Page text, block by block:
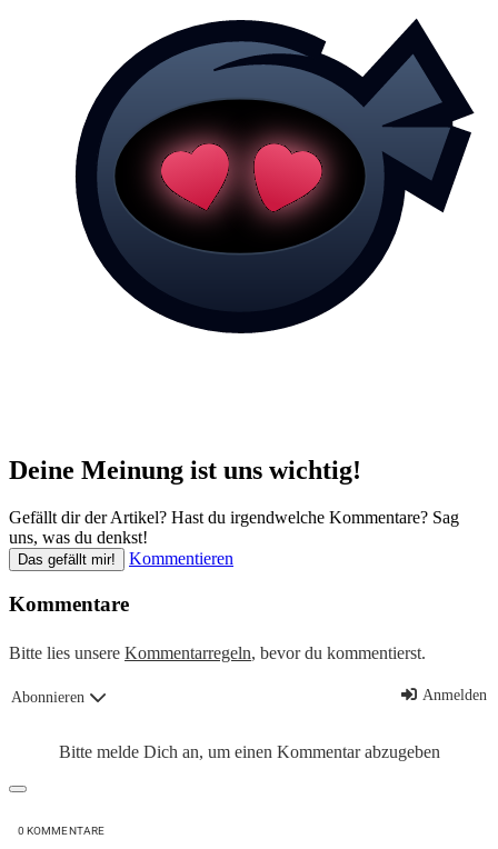
Deine Meinung ist uns wichtig!
Gefällt dir der Artikel? Hast du irgendwelche Kommentare? Sag
uns, was du denkst!
Das gefällt mir! Kommentieren
Kommentare
Bitte lies unsere Kommentarregeln, bevor du kommentierst.
Abonnieren Anmelden
Bitte melde Dich an, um einen Kommentar abzugeben
0 KOMMENTARE